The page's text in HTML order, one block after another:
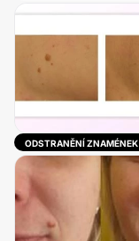
ODSTRANĚNÍ ZNAMÉNEK